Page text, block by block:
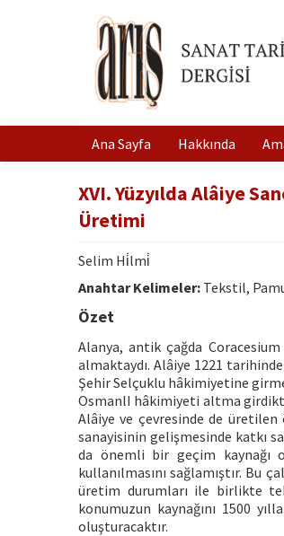
Ana Sayfa Hakkında
XVI. Yüzyılda Alâiye
Üretimi
Selim Hi̇lmi̇
Anahtar Kelimeler: Tekstil,
Özet
Alanya, antik çağda
almaktaydı. Alâiye 1221
Şehir Selçuklu hâkimiyetine
OsmanlI hâkimiyeti altma
Alâiye ve çevresinde de
sanayisinin gelişmesinde katkı
da önemli bir geçim kaynağı
kullanılmasını sağlamıştır. Bu
üretim durumları ile birlikte
konumuzun kaynağını 1500
oluşturacaktır.